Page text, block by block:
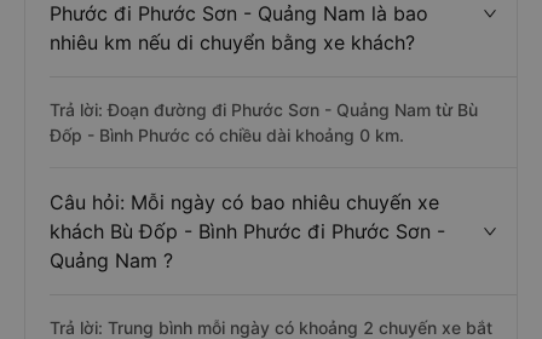
Phước đi Phước Sơn - Quảng Nam là bao
nhiêu km nếu di chuyển bằng xe khách?
Trả lời: Đoạn đường đi Phước Sơn - Quảng Nam từ Bù
Đốp - Bình Phước có chiều dài khoảng 0 km.
Câu hỏi: Mỗi ngày có bao nhiêu chuyến xe
khách Bù Đốp - Bình Phước đi Phước Sơn -
Quảng Nam ?
Trả lời: Trung bình mỗi ngày có khoảng 2 chuyến xe bắt